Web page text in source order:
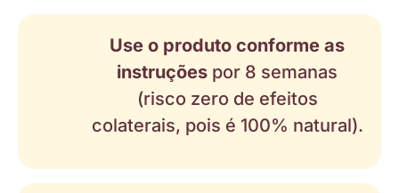
Use o produto conforme as
instruções por 8 semanas
(risco zero de efeitos
colaterais, pois é 100% natural).